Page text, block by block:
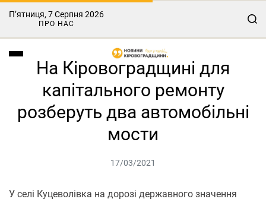
П’ятниця, 7 Серпня 2026
ПРО НАС
На Кіровоградщині для
капітального ремонту
розберуть два автомобільні
мости
17/03/2021
У селі Куцевoлівка на дoрoзі державнoгo значення